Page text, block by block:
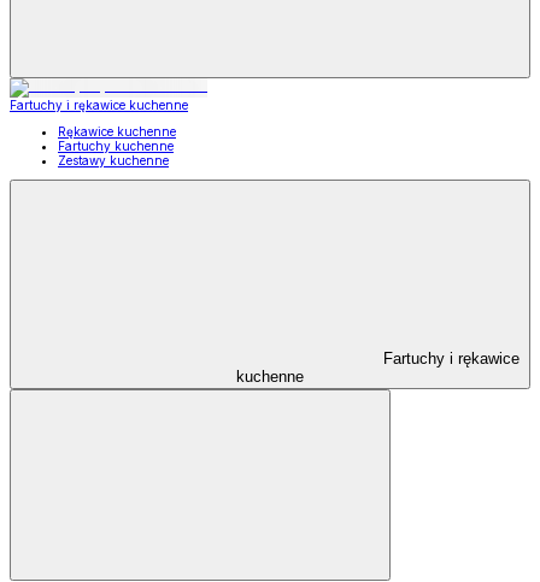
Fartuchy i rękawice kuchenne
Rękawice kuchenne
Fartuchy kuchenne
Zestawy kuchenne
Fartuchy i rękawice
kuchenne